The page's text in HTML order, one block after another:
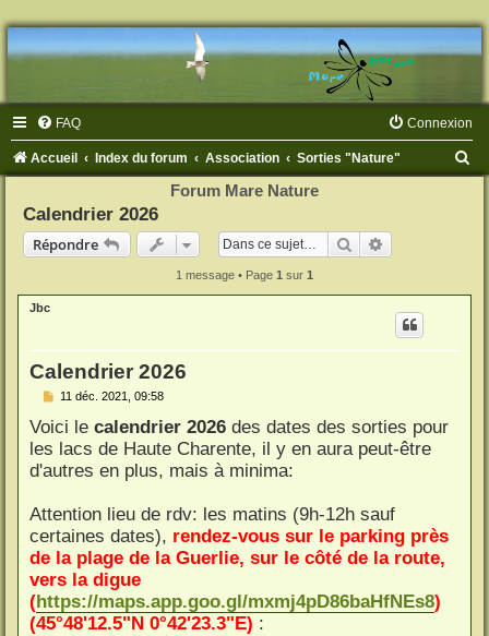
FAQ Connexion
Accueil Index du forum Association Sorties "Nature"
Forum Mare Nature
Calendrier 2026
Répondre
Rechercher
1 message • Page 1 sur 1
Jbc
Calendrier 2026
M
s
a
g
e
11 déc. 2021, 09:58
Voici le calendrier 2026 des dates des sorties pour
les lacs de Haute Charente, il y en aura peut-être
d'autres en plus, mais à minima:
Attention lieu de rdv: les matins (9h-12h sauf
certaines dates), rendez-vous sur le parking près
de la plage de la Guerlie, sur le côté de la route,
vers la digue
(https://maps.app.goo.gl/mxmj4pD86baHfNEs8)
(45°48'12.5"N 0°42'23.3"E) :